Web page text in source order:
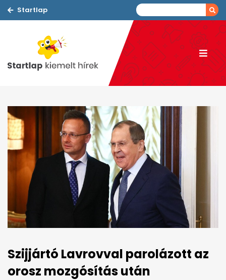
Startlap
Szijjártó Lavrovval parolázott az
orosz mozgósítás után